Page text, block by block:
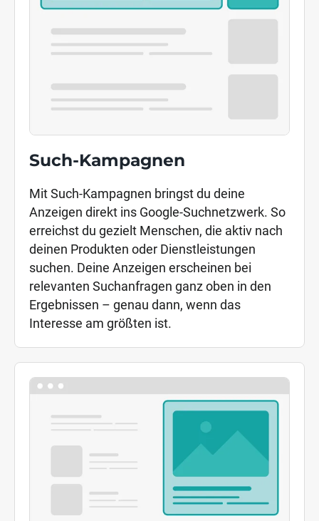
Such-Kampagnen
Mit Such-Kampagnen bringst du deine
Anzeigen direkt ins Google-Suchnetzwerk. So
erreichst du gezielt Menschen, die aktiv nach
deinen Produkten oder Dienstleistungen
suchen. Deine Anzeigen erscheinen bei
relevanten Suchanfragen ganz oben in den
Ergebnissen – genau dann, wenn das
Interesse am größten ist.